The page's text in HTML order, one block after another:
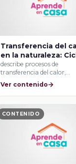
Transferencia del
en la naturaleza:
agua y corrientes de
describe procesos de
transferencia del calor,
conducción y convección,
algunos materiales …
Ver contenido
CONTENIDO